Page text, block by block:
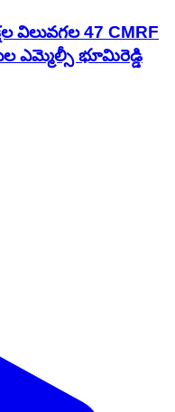
విలువగల 47 CMRF
ఎమ్మెల్సీ భూమిరెడ్డి